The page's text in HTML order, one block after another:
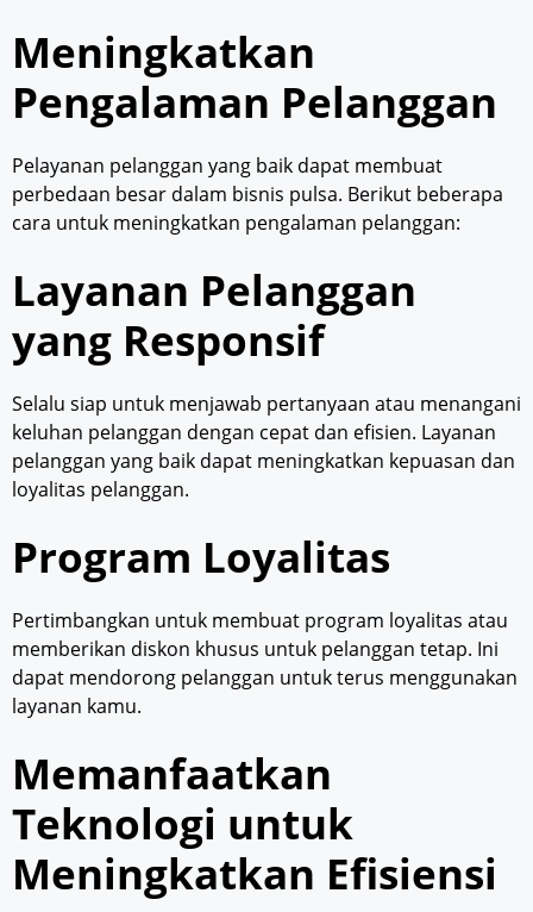
Meningkatkan
Pengalaman Pelanggan
Pelayanan pelanggan yang baik dapat membuat
perbedaan besar dalam bisnis pulsa. Berikut beberapa
cara untuk meningkatkan pengalaman pelanggan:
Layanan Pelanggan
yang Responsif
Selalu siap untuk menjawab pertanyaan atau menangani
keluhan pelanggan dengan cepat dan efisien. Layanan
pelanggan yang baik dapat meningkatkan kepuasan dan
loyalitas pelanggan.
Program Loyalitas
Pertimbangkan untuk membuat program loyalitas atau
memberikan diskon khusus untuk pelanggan tetap. Ini
dapat mendorong pelanggan untuk terus menggunakan
layanan kamu.
Memanfaatkan
Teknologi untuk
Meningkatkan Efisiensi